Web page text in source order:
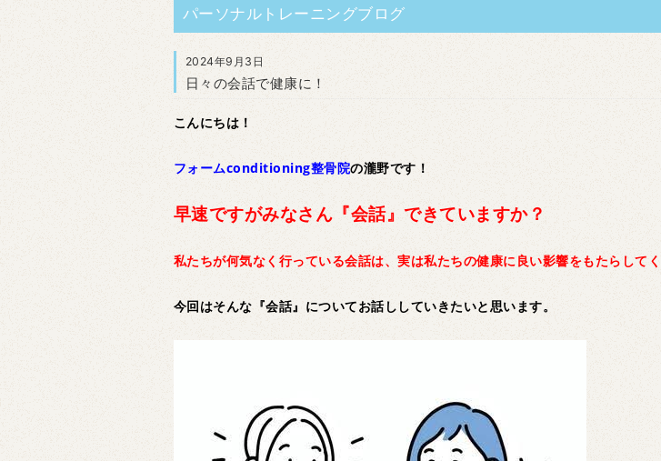
パーソナルトレーニングブログ
2024年9月3日
日々の会話で健康に！
こんにちは！
フォームconditioning整骨院の瀧野です！
早速ですがみなさん『会話』できていますか？
私たちが何気なく行っている会話は、実は私たちの健康に良い影響をもたらしてく
今回はそんな『会話』についてお話ししていきたいと思います。